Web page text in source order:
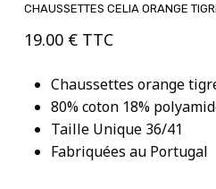
Votre
CHAUSSETTES CELIA ORANGE
19.00 € TTC
Chaussettes orange
80% coton 18%
Taille Unique 36/41
Fabriquées au Portugal